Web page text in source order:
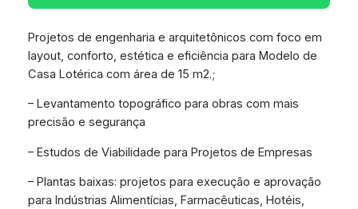
Projetos de engenharia e arquitetônicos com foco em
layout, conforto, estética e eficiência para Modelo de
Casa Lotérica com área de 15 m2.;
– Levantamento topográfico para obras com mais
precisão e segurança
– Estudos de Viabilidade para Projetos de Empresas
– Plantas baixas: projetos para execução e aprovação
para Indústrias Alimentícias, Farmacêuticas, Hotéis,